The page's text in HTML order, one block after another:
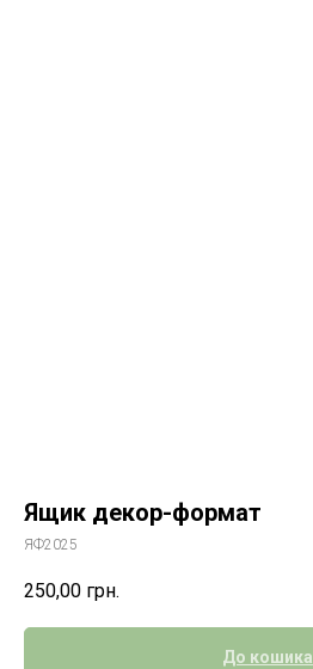
Ящик декор-формат
ЯФ2025
250,00 грн.
До кошика